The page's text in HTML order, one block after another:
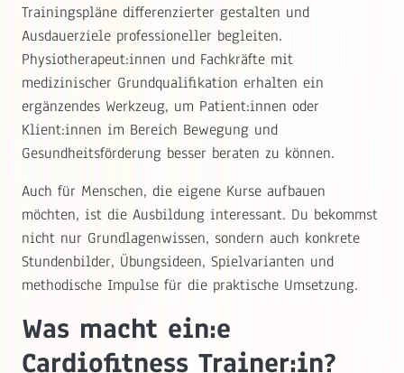
Trainingspläne differenzierter gestalten und
Ausdauerziele professioneller begleiten.
Physiotherapeut:innen und Fachkräfte mit
medizinischer Grundqualifikation erhalten ein
ergänzendes Werkzeug, um Patient:innen oder
Klient:innen im Bereich Bewegung und
Gesundheitsförderung besser beraten zu können.
Auch für Menschen, die eigene Kurse aufbauen
möchten, ist die Ausbildung interessant. Du bekommst
nicht nur Grundlagenwissen, sondern auch konkrete
Stundenbilder, Übungsideen, Spielvarianten und
methodische Impulse für die praktische Umsetzung.
Was macht ein:e
Cardiofitness Trainer:in?